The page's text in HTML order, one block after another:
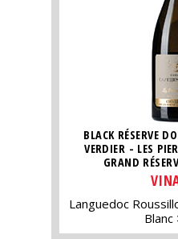
BLACK RÉSERVE
VERDIER - LES
GRAND
Languedoc
Blanc